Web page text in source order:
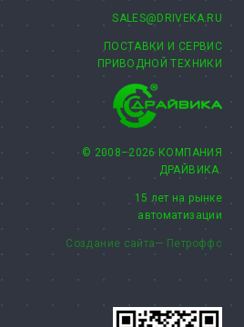
SALES@DRIVEKA.RU
ПОСТАВКИ И СЕРВИС
ПРИВОДНОЙ ТЕХНИКИ
© 2008–2026 КОМПАНИЯ
ДРАЙВИКА.
15 лет на рынке
автоматизации
Создание сайта— Петроффс